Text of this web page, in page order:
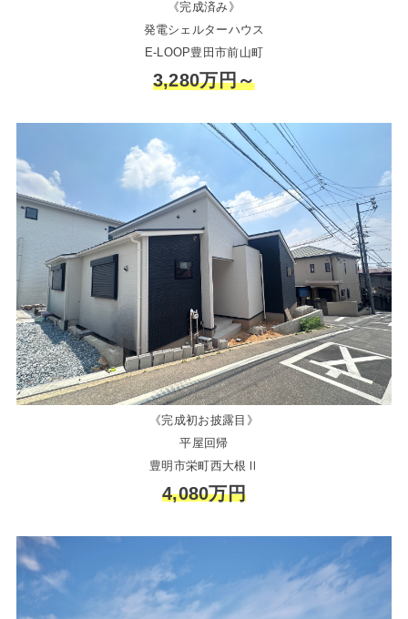
《完成済み》
発電シェルターハウス
E-LOOP豊田市前山町
3,280万円～
《完成初お披露目》
平屋回帰
豊明市栄町西大根Ⅱ
4,080万円